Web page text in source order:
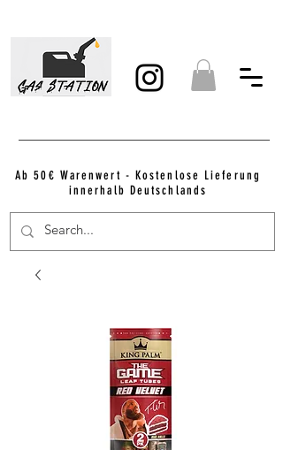
Ab 50€ Warenwert - Kostenlose Lieferung
innerhalb Deutschlands